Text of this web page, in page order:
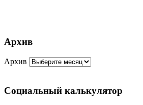
Архив
Архив
Социальный калькулятор